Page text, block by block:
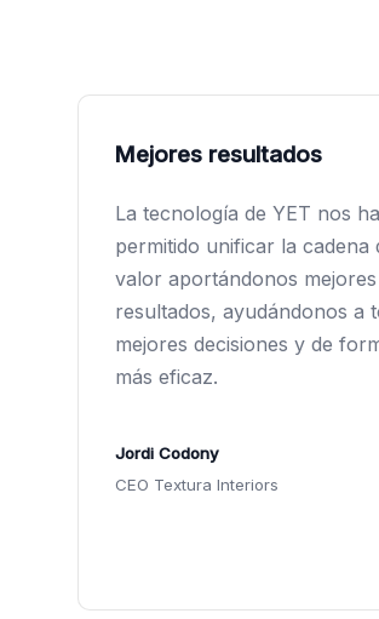
Mejores resultados
La tecnología de YET nos ha
permitido unificar la cadena
valor aportándonos mejores
resultados, ayudándonos a
mejores decisiones y de
más eficaz.
Jordi Codony
CEO Textura Interiors